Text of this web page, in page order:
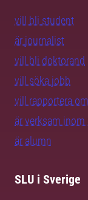
vill bli student
är journalist
vill bli doktorand
vill söka jobb
vill rapportera
är verksam inom
är alumn
SLU i Sverige